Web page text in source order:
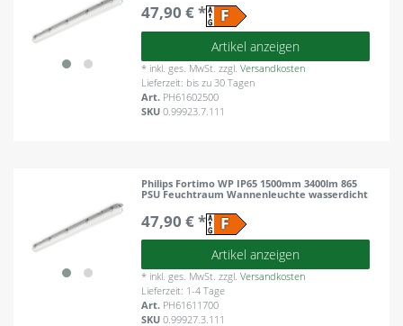
47,90 € *
Artikel anzeigen
* inkl. ges. MwSt. zzgl.Versandkosten
Lieferzeit: bis zu 30 Tagen
Art. PH61602500
SKU0.99923.7.111
Philips Fortimo WP IP65 1500mm 3400lm 865
PSU Feuchtraum Wannenleuchte wasserdicht
47,90 € *
Artikel anzeigen
* inkl. ges. MwSt. zzgl.Versandkosten
Lieferzeit: 1-4 Tage
Art. PH61611700
SKU0.99927.3.111